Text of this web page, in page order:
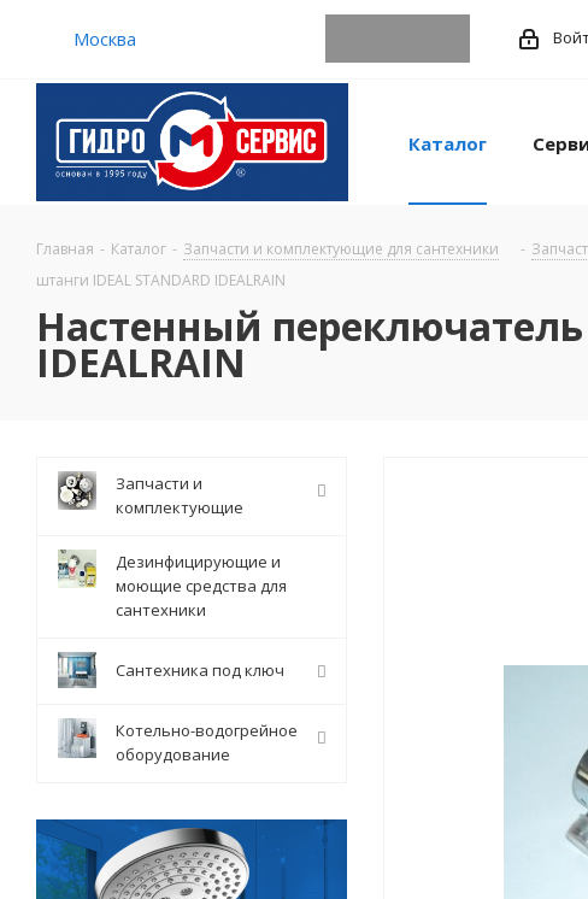
Москва
Каталог
Главная - Каталог - Запчасти и комплектующие для сантехники -
штанги IDEAL STANDARD IDEALRAIN
Настенный
IDEALRAIN
Запчасти и
комплектующие
Дезинфицирующие и
моющие средства для
сантехники
Сантехника под ключ
Котельно-водогрейное
оборудование